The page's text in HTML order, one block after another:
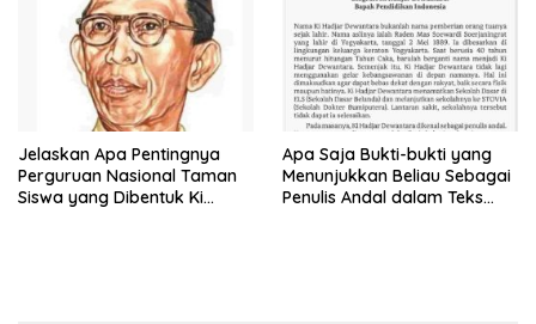
Jelaskan Apa Pentingnya
Perguruan Nasional Taman
Siswa yang Dibentuk Ki
Apa Saja Bukti-bukti yang
Menunjukkan Beliau Sebagai
Penulis Andal dalam Teks